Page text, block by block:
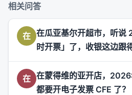
相关问答
在 在瓜亚基尔开超市，听说
时开票」了，收银这边跟
在 在蒙得维的亚开店，
都要开电子发票 CFE 了？